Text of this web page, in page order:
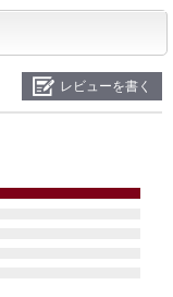
レビューを書く